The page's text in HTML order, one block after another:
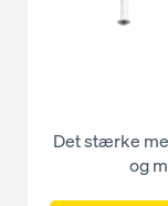
Det stærke
og